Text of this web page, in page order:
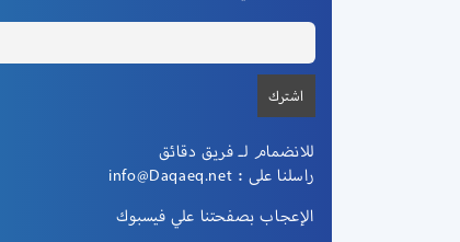
للانضمام لـ فريق دقائق
راسلنا على : info@Daqaeq.net
الإعجاب بصفحتنا علي فيسبوك